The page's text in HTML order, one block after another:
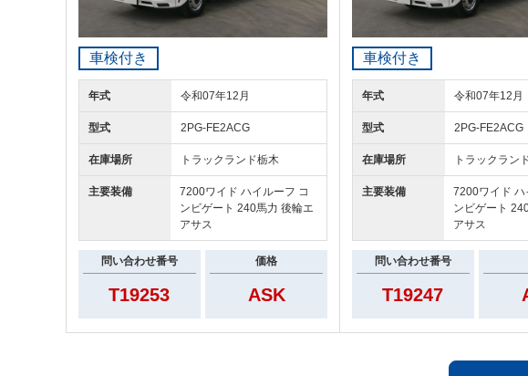
車検付き
年式 令和07年12月
型式 2PG-FE2ACG
在庫場所 トラックランド栃木
主要装備
7200ワイド ハイルーフ コ
ンビゲート 240馬力 後輪エ
アサス
問い合わせ番号
T19253
価格
ASK
車検付き
年式 令和07年12月
型式 2PG-FE2ACG
在庫場所 トラックラン
主要装備
7200ワイド ハ
ンビゲート
アサス
問い合わせ番号
T19247